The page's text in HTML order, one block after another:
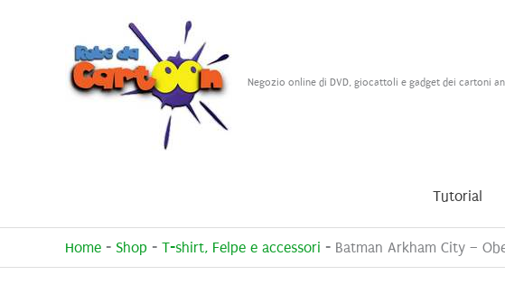
Negozio online di DVD, giocattoli e gadget dei cartoni
Tutorial
Home - Shop - T-shirt, Felpe e accessori - Batman Arkham City –